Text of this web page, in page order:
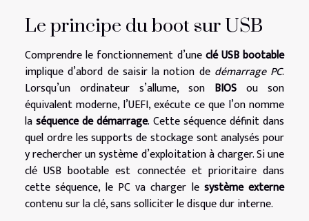
Le principe du boot sur USB
Comprendre le fonctionnement d’uneclé USB bootable
implique d’abord de saisir la notion de démarrage PC.
Lorsqu’un ordinateur s’allume, son BIOS ou son
équivalent moderne, l’UEFI, exécute ce que l’on nomme
laséquence de démarrage. Cette séquence définit dans
quel ordre les supports de stockage sont analysés pour
y rechercher un système d’exploitation à charger. Si une
clé USB bootable est connectée et prioritaire dans
cette séquence, le PC va charger le système externe
contenu sur la clé, sans solliciter le disque dur interne.